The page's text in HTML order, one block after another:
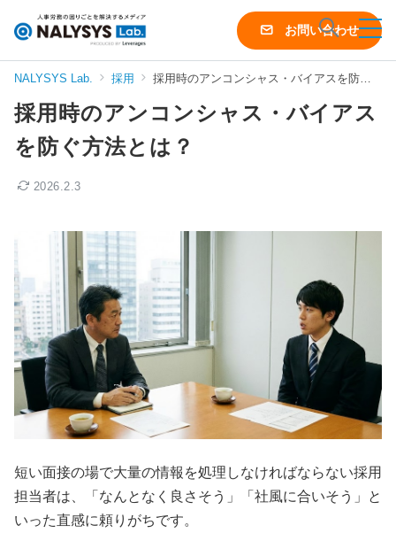
シ
ス
ラ
お問い合わせ
NALYSYS Lab. 採用 採用時のアンコンシャス・バイアスを防ぐ方法とは？
採用時のアンコンシャス・バイアス
を防ぐ方法とは？
2026.2.3
短い面接の場で大量の情報を処理しなければならない採用
担当者は、「なんとなく良さそう」「社風に合いそう」と
いった直感に頼りがちです。